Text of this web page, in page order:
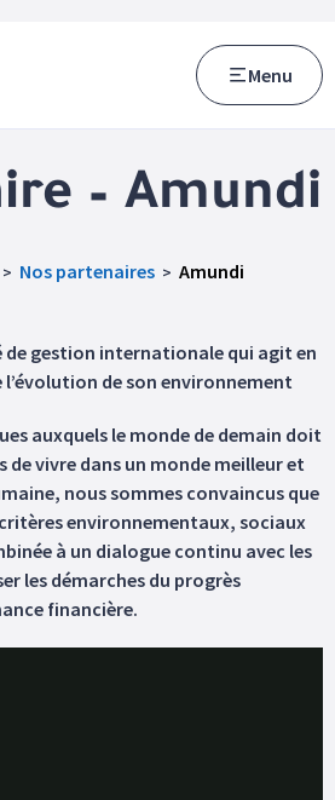
Menu
– Amundi
> Nos partenaires > Amundi
de gestion internationale qui agit en
de son environnement
auxquels le monde de demain doit
vivre dans un monde meilleur et
nous sommes convaincus que
environnementaux, sociaux
à un dialogue continu avec les
les démarches du progrès
financière.